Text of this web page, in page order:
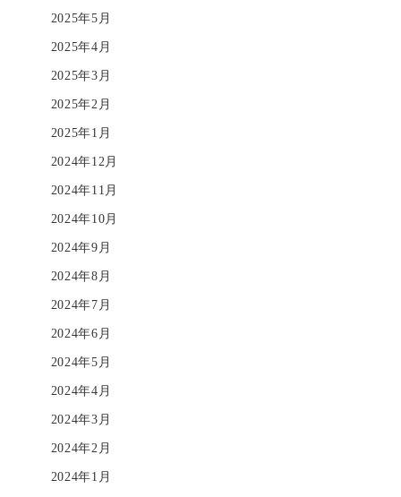
2025年5月
2025年4月
2025年3月
2025年2月
2025年1月
2024年12月
2024年11月
2024年10月
2024年9月
2024年8月
2024年7月
2024年6月
2024年5月
2024年4月
2024年3月
2024年2月
2024年1月